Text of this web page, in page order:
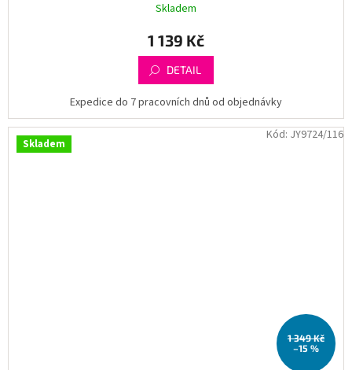
Skladem
1 139 Kč
DETAIL
Expedice do 7 pracovních dnů od objednávky
Skladem
1 349 Kč
–15 %
Kód: JY9724/116